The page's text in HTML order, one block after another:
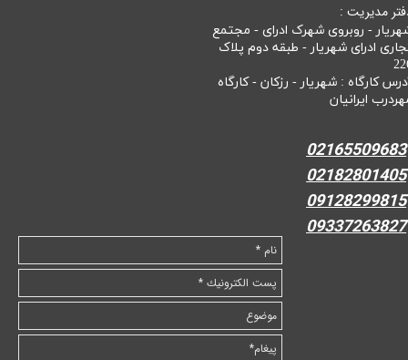
مدیریت :
- روبروی شهرک ادرای - مجتمع
ادرای شهریار - طبقه دوم پلاک
کارگاه : شهریار - رزکان - کارگاه
ایرانیان
02165509683
02182801405
09128299815
09337263827